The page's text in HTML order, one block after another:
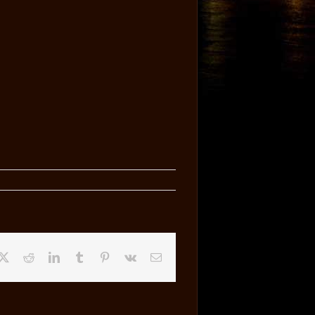
RedditLinkedInTumblr Pinterest
Vk Email